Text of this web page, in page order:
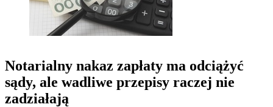
Notarialny nakaz zapłaty ma odciążyć
sądy, ale wadliwe przepisy raczej nie
zadziałają